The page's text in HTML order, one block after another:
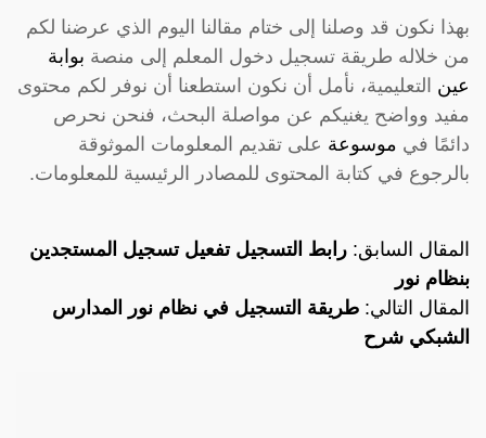
بهذا نكون قد وصلنا إلى ختام مقالنا اليوم الذي عرضنا لكم
من خلاله طريقة تسجيل دخول المعلم إلى منصة بوابة
عين التعليمية، نأمل أن نكون استطعنا أن نوفر لكم محتوى
مفيد وواضح يغنيكم عن مواصلة البحث، فنحن نحرص
دائمًا في موسوعة على تقديم المعلومات الموثوقة
بالرجوع في كتابة المحتوى للمصادر الرئيسية للمعلومات.
المقال السابق: رابط التسجيل تفعيل تسجيل المستجدين
بنظام نور
المقال التالي: طريقة التسجيل في نظام نور المدارس
الشبكي شرح